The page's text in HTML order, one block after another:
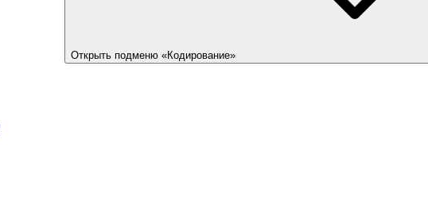
Открыть подменю «Кодирование»